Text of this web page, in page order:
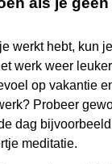
werkt hebt, kun
werk weer
op vakantie
Probeer
dag
meditatie.